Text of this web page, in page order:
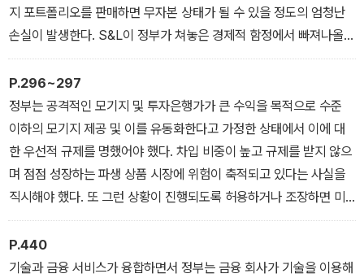
아르헨티나를 어떻게 동일선상에 놓을 수 있겠는가? 무언가 크게 잘
못된 부분이 있다
_ ‘2장 금융 규제 체계의 작동 방식’ 중에서
지 포트폴리오를 판매하면 무자본 상태가 될 수 있을 정도의 엄청난
손실이 발생한다. S&L이 정부가 쳐놓은 경제적 함정에서 빠져나올
방법은 거의 없었다. 따라서 1,400곳이 넘는 S&L이 파산하거나 다
른 곳과 합병했다. 선의로 행한 정부 정책, 불안정한 시장, 인간의 행
동, 신뢰의 상실 등이 이러한 문제를 발생시켰다.
_ ‘제3장 저축대부조합의 교훈’ 중에서
P.296~297
정부는 공격적인 모기지 및 투자은행가가 큰 수익을 목적으로 수준
이하의 모기지 제공 및 이를 유동화한다고 가정한 상태에서 이에 대
한 우선적 규제를 명했어야 했다. 차입 비중이 높고 규제를 받지 않으
며 점점 성장하는 파생 상품 시장에 위험이 축적되고 있다는 사실을
직시해야 했다. 또 그런 상황이 진행되도록 허용하거나 조장하면 미
국 경제라는 ‘혈관’ 속으로 재정적 균열이라는 병균이 흘러 들어간다
는 사실을 알았어야 한다. FCIR은 민간 부문뿐 아니라 정부가 이 위
기를 예측했어야 했다고 결론 내렸다. 그런데 정부는 왜 위기를 예측
P.440
기술과 금융 서비스가 융합하면서 정부는 금융 회사가 기술을 이용해